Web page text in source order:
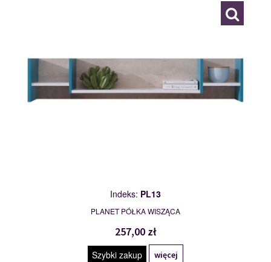
Indeks: PL13
PLANET PÓŁKA WISZĄCA
257,00 zł
Szybki zakup więcej